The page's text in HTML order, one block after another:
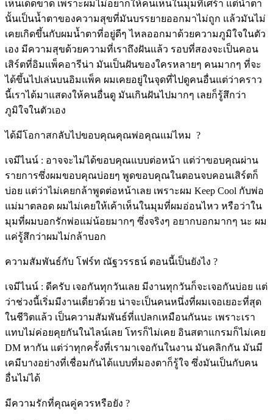
เห็นเด็ดขาด เพราะผมไม่อยากให้คนเห็นในมุมที่เศร้า แต่น้ำตา
นั้นเป็นน้ำตาของความสุขที่มันบรรยายออกมาไม่ถูก แล้วมันไม่
เคยเกิดขึ้นกับผมน้ำตาที่อยู่ดีๆ ไหลออกมาด้วยความภูมิใจในตัว
เอง มีความสุขด้วยความที่เราถึงฝันแล้ว รอบที่สองจะเป็นคอน
เสิร์ตที่อิมแพ็คอารีน่า มันเป็นฝันของใครหลายๆ คนมากๆ ที่จะ
ได้ขึ้นไปเล่นบนอิมแพ็ค ผมเคยอยู่ในจุดที่ไปดูคนอื่นแต่ว่าคราว
นี้เราได้มาแสดงให้คนอื่นดู มันเกินฝันไปมากๆ เลยก็รู้สึกว่า
ภูมิใจในตัวเอง
ได้มีโอกาสกลับไปขอบคุณคุณพ่อคุณแม่ไหม ?
เจมีไนน์ : อาจจะไม่ได้ขอบคุณแบบต่อหน้า แต่ว่าขอบคุณผ่าน
รายการซึ่งผมขอบคุณบ่อยๆ พูดขอบคุณในตอนจบคอนเสิร์ตก็
บ่อย แต่ว่าไม่เคยกล้าพูดต่อหน้าเลย เพราะผม Keep Cool กับพ่อ
แม่มาตลอด ผมไม่เคยให้เค้าเห็นในมุมที่ผมอ่อนไหว หรือว่าใน
มุมที่ผมบอกรักพ่อแม่น้อยมากๆ ซึ่งจริงๆ อยากบอกมากๆ นะ ผม
แค่รู้สึกว่าผมไม่กล้าบอก
ความสัมพันธ์กับ โฟร์ท ณัฐวรรธน์ ตอนนี้เป็นยังไง ?
เจมีไนน์ : ดีครับ เจอกันทุกวันเลย มีงานทุกวันก็จะเจอกันบ่อย แต่
ว่าช่วงนี้เริ่มมีงานเดี่ยวด้วย น่าจะเป็นคนหนึ่งที่ผมเจอเยอะที่สุด
ในชีวิตแล้ว เป็นความสัมพันธ์ที่แปลกเหมือนกันนะ เพราะเรา
แทบไม่ค่อยคุยกันในไลน์เลย โทรก็ไม่เคย อินสตาแกรมก็ไม่เคย
DM หากัน แต่ว่าทุกครั้งที่เรามาเจอกันในงาน มันคลิกกัน มันมี
เคมีบางอย่างที่เชื่อมกันได้แบบที่มองตาก็รู้ใจ ซึ่งมันเป็นกับคน
อื่นไม่ได้
มีความรักที่คุณคู่ควรหรือยัง ?